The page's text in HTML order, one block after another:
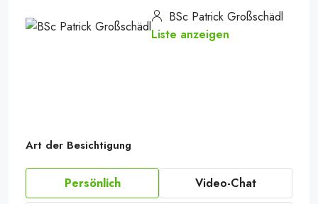
BSc Patrick Großschädl
Liste anzeigen
Art der Besichtigung
Persönlich Video-Chat